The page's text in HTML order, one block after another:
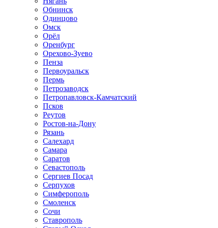
Обнинск
Одинцово
Омск
Орёл
Оренбург
Орехово-Зуево
Пенза
Первоуральск
Пермь
Петрозаводск
Петропавловск-Камчатский
Псков
Реутов
Ростов-на-Дону
Рязань
Салехард
Самара
Саратов
Севастополь
Сергиев Посад
Серпухов
Симферополь
Смоленск
Сочи
Ставрополь